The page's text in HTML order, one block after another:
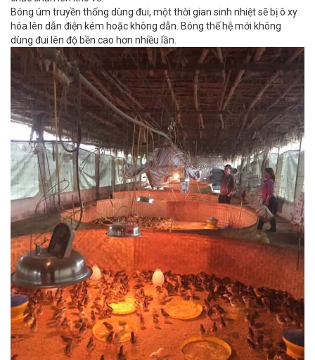
Bóng úm truyền thống dùng đui, một thời gian sinh nhiệt sẽ bị ô xy
hóa lên dẫn điện kém hoặc không dẫn. Bóng thế hệ mới không
dùng đui lên độ bền cao hơn nhiều lần.